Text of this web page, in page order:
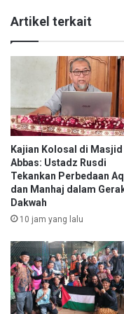
Y
a
A
n
h
a
r
u
S
a
r
i
a
h
a
n
,
m
a
s
A
n
s
h
a
u
S
y
a
r
Artikel terkait
Kajian Kolosal di Masjid
Abbas: Ustadz Rusdi
Tekankan Perbedaan
dan Manhaj dalam
Dakwah
10 jam yang lalu